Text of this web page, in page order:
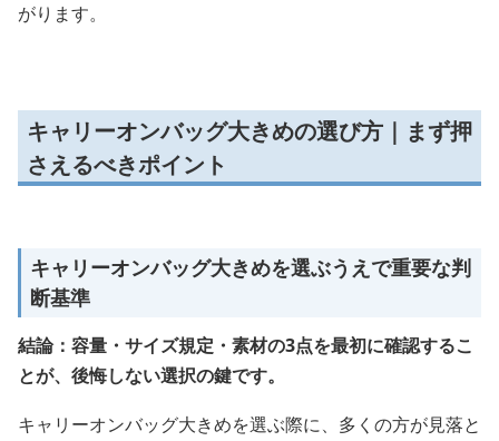
がります。
キャリーオンバッグ大きめの選び方｜まず押
さえるべきポイント
キャリーオンバッグ大きめを選ぶうえで重要な判
断基準
結論：容量・サイズ規定・素材の3点を最初に確認するこ
とが、後悔しない選択の鍵です。
キャリーオンバッグ大きめを選ぶ際に、多くの方が見落と